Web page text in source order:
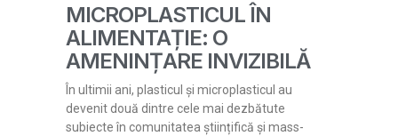
MICROPLASTICUL ÎN
ALIMENTAȚIE: O
AMENINȚARE INVIZIBILĂ
În ultimii ani, plasticul și microplasticul au
devenit două dintre cele mai dezbătute
subiecte în comunitatea științifică și mass-